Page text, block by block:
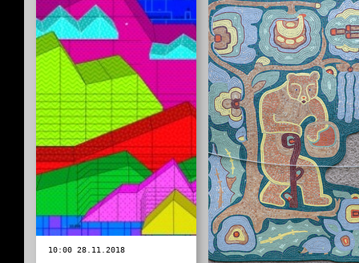
10:00 28.11.2018